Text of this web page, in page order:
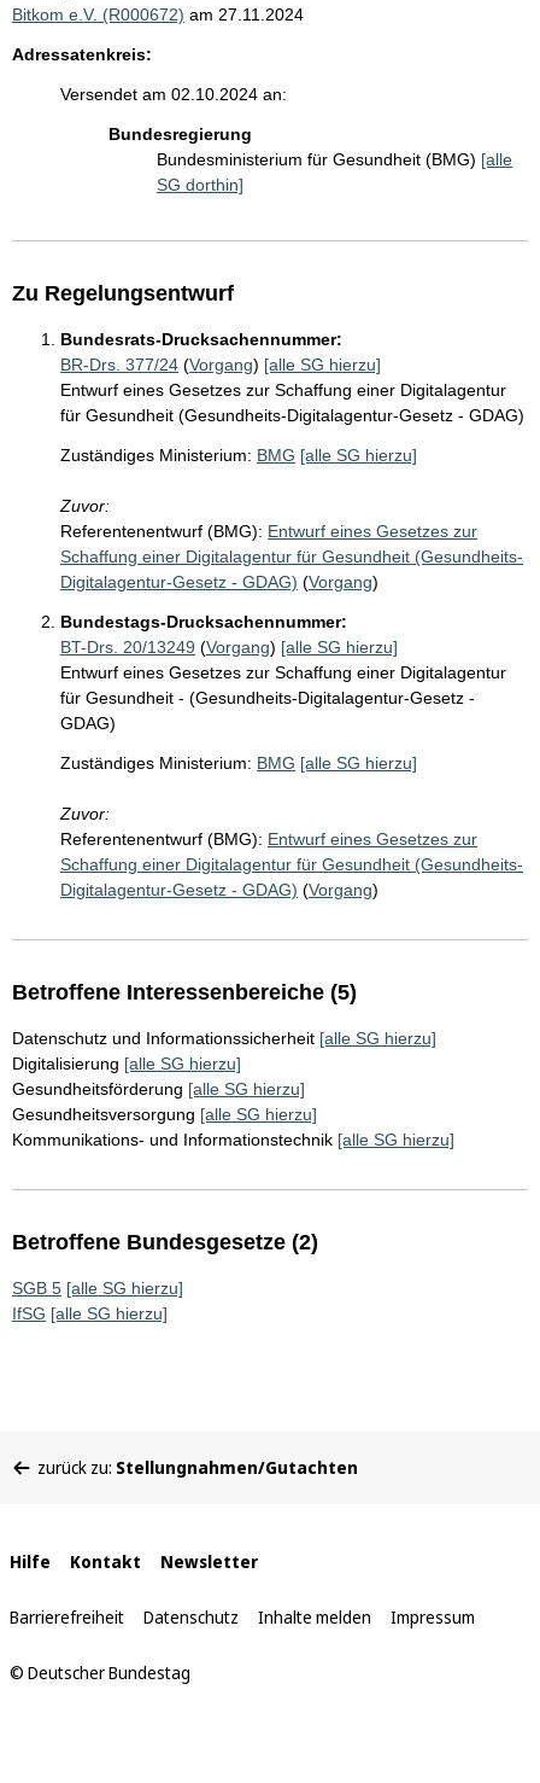
Bitkom e.V. (R000672) am 27.11.2024
Adressatenkreis:
Versendet am 02.10.2024 an:
Bundesregierung
Bundesministerium für Gesundheit (BMG) [alle
SG dorthin]
Zu Regelungsentwurf
Bundesrats-Drucksachennummer:
BR-Drs. 377/24 (Vorgang) [alle SG hierzu]
Entwurf eines Gesetzes zur Schaffung einer Digitalagentur
für Gesundheit (Gesundheits-Digitalagentur-Gesetz - GDAG)
Zuständiges Ministerium: BMG [alle SG hierzu]
Zuvor:
Referentenentwurf (BMG): Entwurf eines Gesetzes zur
Schaffung einer Digitalagentur für Gesundheit (Gesundheits-
Digitalagentur-Gesetz - GDAG) (Vorgang)
Bundestags-Drucksachennummer:
BT-Drs. 20/13249 (Vorgang) [alle SG hierzu]
Entwurf eines Gesetzes zur Schaffung einer Digitalagentur
für Gesundheit - (Gesundheits-Digitalagentur-Gesetz -
GDAG)
Zuständiges Ministerium: BMG [alle SG hierzu]
Zuvor:
Referentenentwurf (BMG): Entwurf eines Gesetzes zur
Schaffung einer Digitalagentur für Gesundheit (Gesundheits-
Digitalagentur-Gesetz - GDAG) (Vorgang)
Betroffene Interessenbereiche (5)
Datenschutz und Informationssicherheit [alle SG hierzu]
Digitalisierung [alle SG hierzu]
Gesundheitsförderung [alle SG hierzu]
Gesundheitsversorgung [alle SG hierzu]
Kommunikations- und Informationstechnik [alle SG hierzu]
Betroffene Bundesgesetze (2)
SGB 5 [alle SG hierzu]
IfSG [alle SG hierzu]
befinden
zurück zu: Stellungnahmen/Gutachten
Interne
Links
Hilfe Kontakt Newsletter
Barrierefreiheit Datenschutz Inhalte melden Impressum
© Deutscher Bundestag